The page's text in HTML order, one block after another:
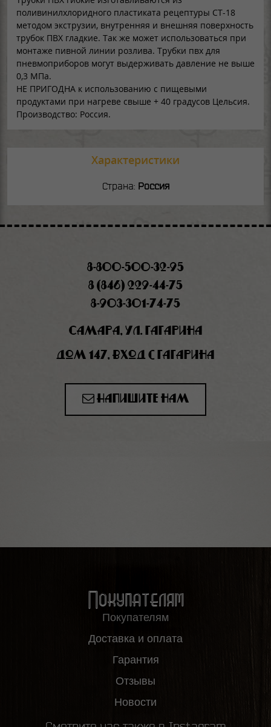
поливинилхлоридного пластиката рецептуры СТ-18
методом экструзии, внутренняя и внешняя поверхность
трубок ПВХ гладкие. Так же может использоваться при
монтаже пивной линии розлива. Трубки пвх для
пневмоприборов могут выдерживать давление не выше
0,3 МПа.
НЕ ПРИГОДНА к использованию с пищевыми
продуктами при нагреве свыше + 40 градусов Цельсия.
Производство: Россия.
Характеристики
Страна: Россия
8-800-500-32-95
8 (846) 229-44-75
8-903-301-74-75
Самара, ул. Гагарина
дом 147, вход с Гагарина
Напишите нам
Покупателям
Покупателям
Доставка и оплата
Гарантия
Отзывы
Новости